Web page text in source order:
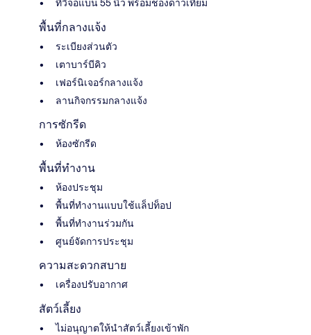
ทีวีจอแบน 55 นิ้ว พร้อมช่องดาวเทียม
พื้นที่กลางแจ้ง
ระเบียงส่วนตัว
เตาบาร์บีคิว
เฟอร์นิเจอร์กลางแจ้ง
ลานกิจกรรมกลางแจ้ง
การซักรีด
ห้องซักรีด
พื้นที่ทำงาน
ห้องประชุม
พื้นที่ทำงานแบบใช้แล็ปท็อป
พื้นที่ทำงานร่วมกัน
ศูนย์จัดการประชุม
ความสะดวกสบาย
เครื่องปรับอากาศ
สัตว์เลี้ยง
ไม่อนุญาตให้นำสัตว์เลี้ยงเข้าพัก